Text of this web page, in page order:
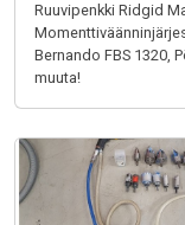
Ruuvipenkki Ridgid
Bernando FBS 1320,
muuta!